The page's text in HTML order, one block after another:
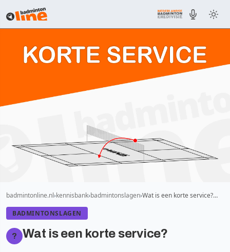
badmintonline.nl kennisbank badmintonslagen Wat is een korte service?…
BADMINTONSLAGEN
? Wat is een korte service?